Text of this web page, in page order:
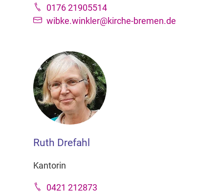
0176 21905514
wibke.winkler@kirche-bremen.de
Ruth Drefahl
Kantorin
0421 212873